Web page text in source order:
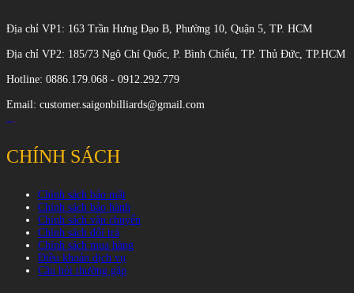
Địa chỉ VP1: 163 Trần Hưng Đạo B, Phường 10, Quận 5, TP. HCM
Địa chỉ VP2: 185/73 Ngô Chí Quốc, P. Bình Chiểu, TP. Thủ Đức, TP.HCM
Hotline: 0886.179.068 - 0912.292.779
Email: customer.saigonbilliards@gmail.com
CHÍNH SÁCH
Chính sách bảo mật
Chính sách bảo hành
Chính sách vận chuyển
Chính sách đổi trả
Chính sách mua hàng
Điều khoản dịch vụ
Câu hỏi thường gặp